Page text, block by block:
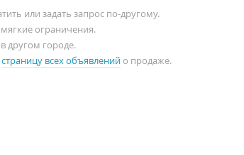
или задать запрос по-другому.
ограничения.
другом городе.
страницу всех объявленийо продаже.